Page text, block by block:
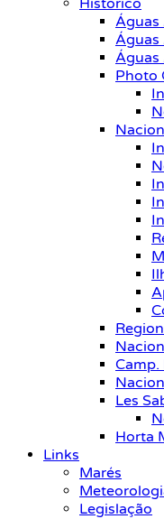
Histórico
Águas
Águas
Águas
Photo
Les
Horta
Links
Marés
Legislação